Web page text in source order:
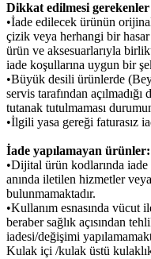
Dikkat edilmesi gerekenler
•İade edilecek ürünün
çizik veya herhangi bir
ürün ve aksesuarlarıyla
iade koşullarına uygun bir
•Büyük desili ürünlerde
servis tarafından
tutanak tutulmaması
•İlgili yasa gereği faturasız
İade yapılamayan ürünler:
•Dijital ürün kodlarında
anında iletilen hizmetler
bulunmamaktadır.
•Kullanım esnasında vücut
beraber sağlık açısından
iadesi/değişimi
Kulak içi /kulak üstü